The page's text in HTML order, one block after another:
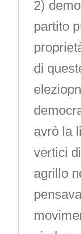
2)
partito
di
avrò la
vertici
agrillo